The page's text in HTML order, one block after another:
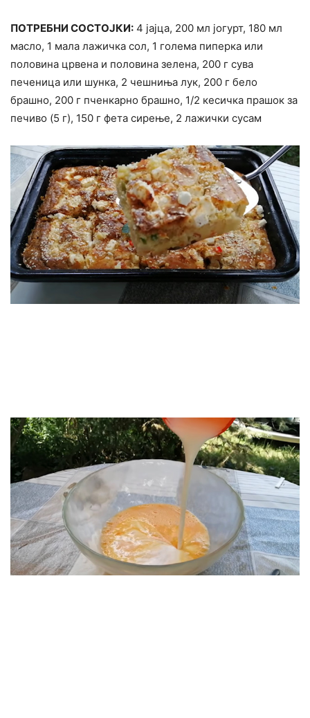
ПОТРЕБНИ СОСТОЈКИ: 4 јајца, 200 мл јогурт, 180 мл
масло, 1 мала лажичка сол, 1 голема пиперка или
половина црвена и половина зелена, 200 г сува
печеница или шунка, 2 чешниња лук, 200 г бело
брашно, 200 г пченкарно брашно, 1/2 кесичка прашок за
печиво (5 г), 150 г фета сирење, 2 лажички сусам